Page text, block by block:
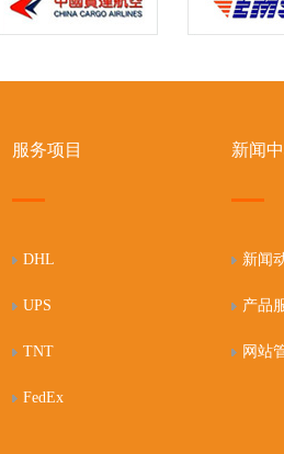
服务项目
DHL
UPS
TNT
FedEx
新闻
新闻
产品
网站